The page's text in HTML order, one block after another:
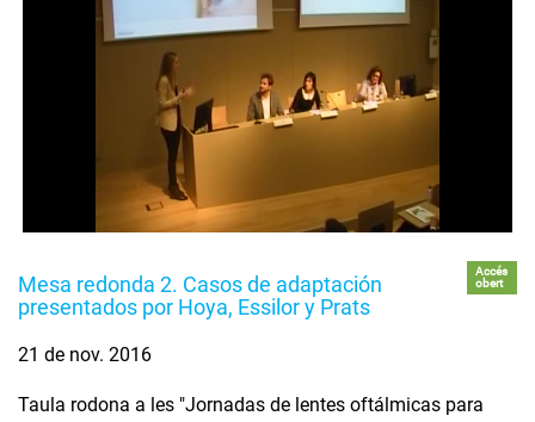
Mesa redonda 2. Casos de adaptación
presentados por Hoya, Essilor y Prats
Accés
obert
21 de nov. 2016
Taula rodona a les "Jornadas de lentes oftálmicas para